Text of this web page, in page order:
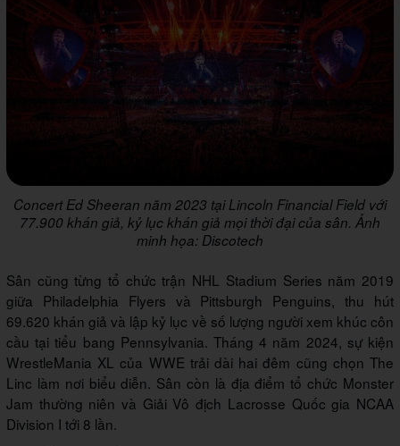
Concert Ed Sheeran năm 2023 tại Lincoln Financial Field với
77.900 khán giả, kỷ lục khán giả mọi thời đại của sân. Ảnh
minh họa: Discotech
Sân cũng từng tổ chức trận NHL Stadium Series năm 2019
giữa Philadelphia Flyers và Pittsburgh Penguins, thu hút
69.620 khán giả và lập kỷ lục về số lượng người xem khúc côn
cầu tại tiểu bang Pennsylvania. Tháng 4 năm 2024, sự kiện
WrestleMania XL của WWE trải dài hai đêm cũng chọn The
Linc làm nơi biểu diễn. Sân còn là địa điểm tổ chức Monster
Jam thường niên và Giải Vô địch Lacrosse Quốc gia NCAA
Division I tới 8 lần.